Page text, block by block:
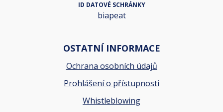
ID DATOVÉ SCHRÁNKY
biapeat
OSTATNÍ INFORMACE
Ochrana osobních údajů
Prohlášení o přístupnosti
Whistleblowing